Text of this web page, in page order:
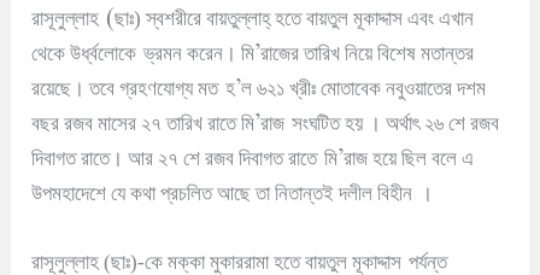
রাসূলুল্লাহ(ছাঃ) স্বশরীরে বায়তুল্লাহ্ হতে বায়তুল মূকাদ্দাস এবং এখান
থেকে উর্ধ্বলোকে ভ্রমন করেন ।মি’রাজের তারিখ নিয়ে বিশেষ মতান্তর
রয়েছে ।তবে গ্রহণযোগ্য মত হ’ল ৬২১ খ্রীঃ মোতাবেক নবুওয়াতের দশম
বছর রজব মাসের ২৭ তারিখ রাতে মি’রাজ সংঘটিত হয় ।অর্থাৎ ২৬ শে রজব
দিবাগত রাতে।আর ২৭ শে রজব দিবাগত রাতে মি’রাজ হয়ে ছিল বলে এ
উপমহাদেশে যে কথা প্রচলিত আছে তা নিতান্তই দলীল বিহীন
।
রাসূলুল্লাহ (ছাঃ)-কে মক্কা মুকাররামা হতে বায়তুল মূকাদ্দাস পর্যন্ত